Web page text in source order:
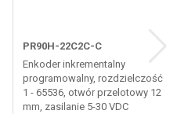
PR90H-22C2C-C
Enkoder inkrementalny
programowalny, rozdzielczość
1 - 65536, otwór przelotowy 12
mm, zasilanie 5-30 VDC